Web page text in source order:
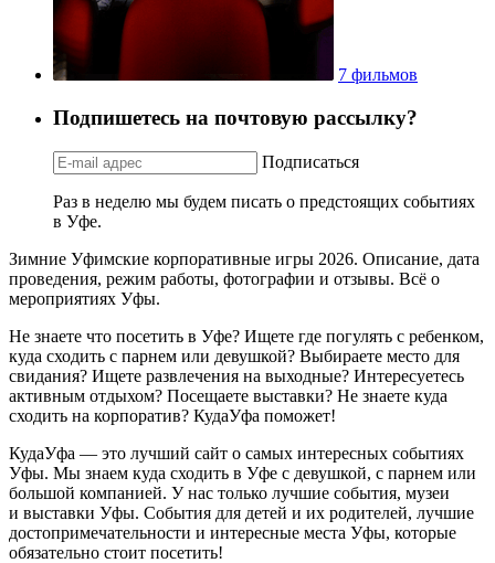
7 фильмов
Подпишетесь на почтовую рассылку?
Подписаться
Раз в неделю мы будем писать о предстоящих событиях
в Уфе.
Зимние Уфимские корпоративные игры 2026. Описание, дата
проведения, режим работы, фотографии и отзывы. Всё о
мероприятиях Уфы.
Не знаете что посетить в Уфе? Ищете где погулять с ребенком,
куда сходить с парнем или девушкой? Выбираете место для
свидания? Ищете развлечения на выходные? Интересуетесь
активным отдыхом? Посещаете выставки? Не знаете куда
сходить на корпоратив? КудаУфа поможет!
КудаУфа — это лучший сайт о самых интересных событиях
Уфы. Мы знаем куда сходить в Уфе с девушкой, с парнем или
большой компанией. У нас только лучшие события, музеи
и выставки Уфы. События для детей и их родителей, лучшие
достопримечательности и интересные места Уфы, которые
обязательно стоит посетить!